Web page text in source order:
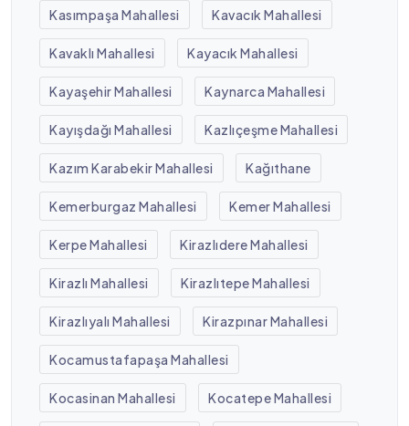
Kasımpaşa Mahallesi Kavacık Mahallesi
Kavaklı Mahallesi Kayacık Mahallesi
Kayaşehir Mahallesi Kaynarca Mahallesi
Kayışdağı Mahallesi Kazlıçeşme Mahallesi
Kazım Karabekir Mahallesi Kağıthane
Kemerburgaz Mahallesi Kemer Mahallesi
Kerpe Mahallesi Kirazlıdere Mahallesi
Kirazlı Mahallesi Kirazlıtepe Mahallesi
Kirazlıyalı Mahallesi Kirazpınar Mahallesi
Kocamustafapaşa Mahallesi
Kocasinan Mahallesi Kocatepe Mahallesi